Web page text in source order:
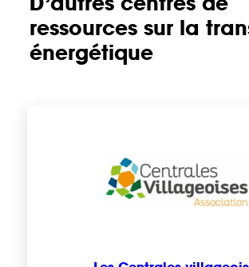
ressources sur la
énergétique